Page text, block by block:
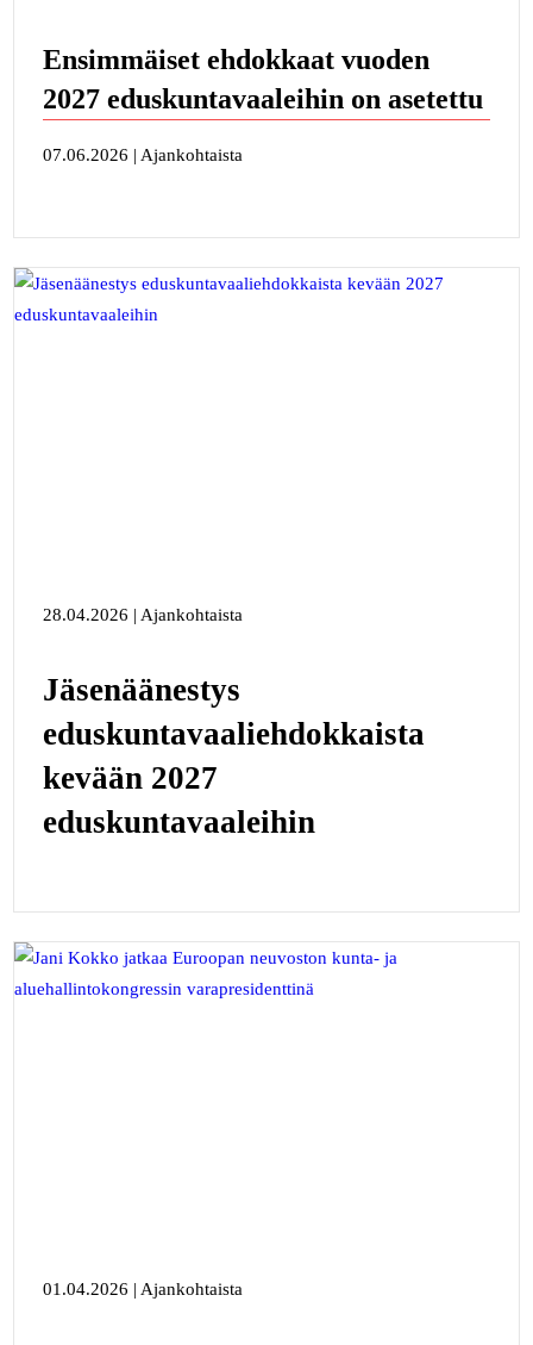
Ensimmäiset ehdokkaat vuoden
2027 eduskuntavaaleihin on asetettu
07.06.2026 | Ajankohtaista
28.04.2026 | Ajankohtaista
Jäsenäänestys
eduskuntavaaliehdokkaista
kevään 2027
eduskuntavaaleihin
01.04.2026 | Ajankohtaista